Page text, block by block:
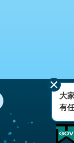
大
有